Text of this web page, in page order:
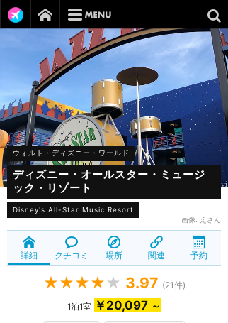
ウォルト・ディズニー・ワールド
ディズニー・オールスター・ミュージ
ック・リゾート
Disney's All-Star Music Resort
画像: えさん
詳細 クチコミ 場所 関連 予約
★★★★ ★ 3.97 (21件)
1泊1室 ￥20,097 ～